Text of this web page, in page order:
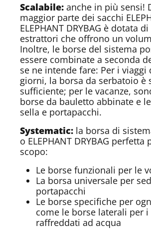
Scalabile: anche in più sensi!
maggior parte dei sacchi
ELEPHANT DRYBAG è dotata
estrattori che offrono un
Inoltre, le borse del sistema
essere combinate a seconda
se ne intende fare: Per i viaggi
giorni, la borsa da serbatoio è
sufficiente; per le vacanze,
borse da bauletto abbinate e
sella e portapacchi.
Systematic: la borsa di
o ELEPHANT DRYBAG perfetta
scopo:
Le borse funzionali per le
La borsa universale per
portapacchi
Le borse specifiche per
come le borse laterali per i
raffreddati ad acqua